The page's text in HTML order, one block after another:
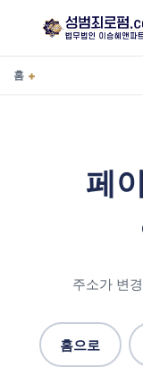
홈 +
페
주소가 변
홈으로